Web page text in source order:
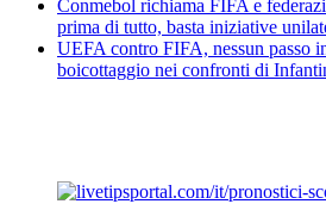
Conmebol richiama FIFA e
prima di tutto, basta iniziative
UEFA contro FIFA, nessun passo
boicottaggio nei confronti di